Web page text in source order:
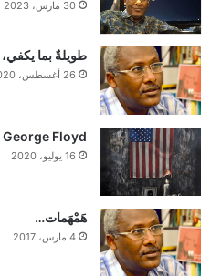
30 مارس، 2023
طويلةٌ بما
26 أغسطس، 2020
George Floyd
16 يوليو، 2020
هَمْهَمات…
4 مارس، 2017